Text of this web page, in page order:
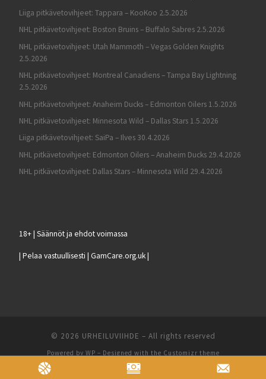
Liiga pitkävetovihjeet: Tappara – KooKoo 2.5.2026
NHL pitkävetovihjeet: Boston Bruins – Buffalo Sabres 2.5.2026
NHL pitkävetovihjeet: Utah Mammoth – Vegas Golden Knights
2.5.2026
NHL pitkävetovihjeet: Montreal Canadiens – Tampa Bay Lightning
2.5.2026
NHL pitkävetovihjeet: Anaheim Ducks – Edmonton Oilers 1.5.2026
NHL pitkävetovihjeet: Minnesota Wild – Dallas Stars 1.5.2026
Liiga pitkävetovihjeet: SaiPa – Ilves 30.4.2026
NHL pitkävetovihjeet: Edmonton Oilers – Anaheim Ducks 29.4.2026
NHL pitkävetovihjeet: Dallas Stars – Minnesota Wild 29.4.2026
18+ | Säännöt ja ehdot voimassa
| Pelaa vastuullisesti | GamCare.org.uk |
© 2026 URHEILUVIIHDE – All rights reserved
Powered by WP – Designed with the Customizr theme